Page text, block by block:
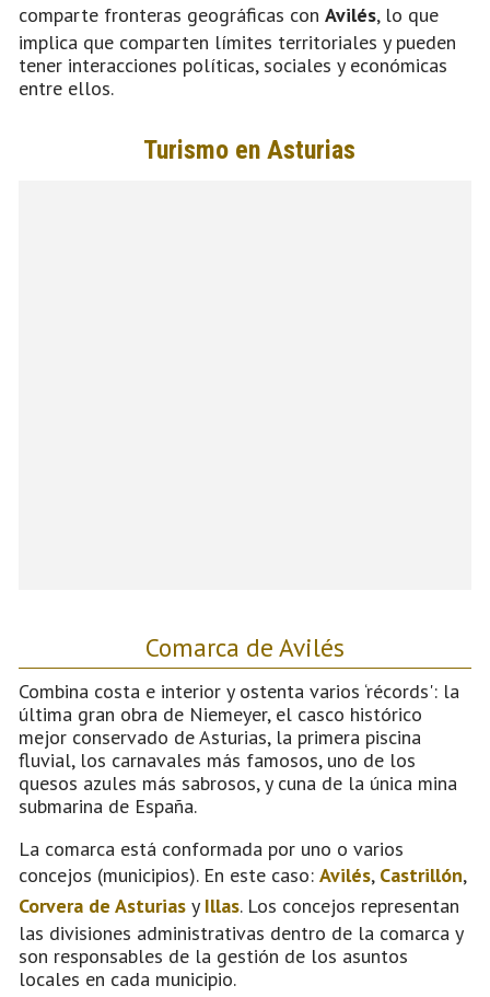
comparte fronteras geográficas con Avilés, lo que
implica que comparten límites territoriales y pueden
tener interacciones políticas, sociales y económicas
entre ellos.
Comarca de Avilés
Combina costa e interior y ostenta varios ‘récords': la
última gran obra de Niemeyer, el casco histórico
mejor conservado de Asturias, la primera piscina
fluvial, los carnavales más famosos, uno de los
quesos azules más sabrosos, y cuna de la única mina
submarina de España.
La comarca está conformada por uno o varios
concejos (municipios). En este caso: Avilés, Castrillón,
Corvera de Asturias y Illas. Los concejos representan
las divisiones administrativas dentro de la comarca y
son responsables de la gestión de los asuntos
locales en cada municipio.